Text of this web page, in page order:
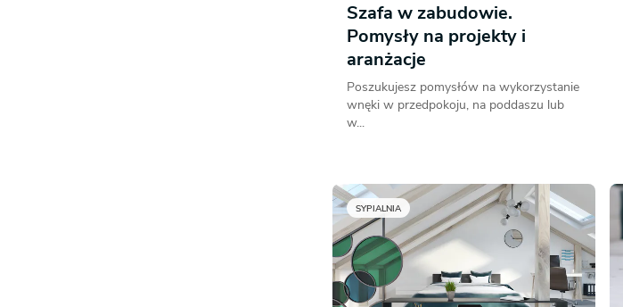
Szafa w zabudowie.
Pomysły na projekty i
aranżacje
Poszukujesz pomysłów na wykorzystanie
wnęki w przedpokoju, na poddaszu lub
w...
SYPIALNIA